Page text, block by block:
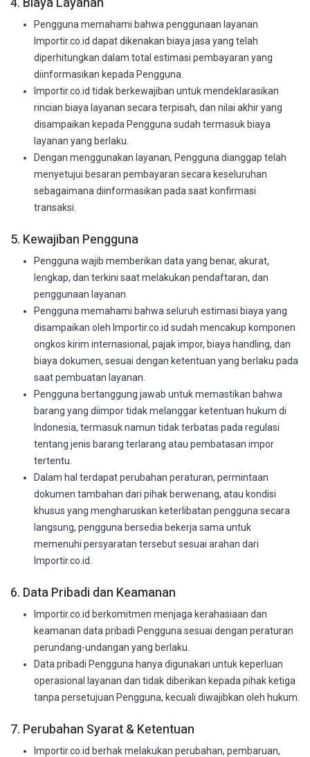
Pengguna memahami bahwa penggunaan layanan
Importir.co.id dapat dikenakan biaya jasa yang telah
diperhitungkan dalam total estimasi pembayaran yang
diinformasikan kepada Pengguna.
Importir.co.id tidak berkewajiban untuk mendeklarasikan
rincian biaya layanan secara terpisah, dan nilai akhir yang
disampaikan kepada Pengguna sudah termasuk biaya
layanan yang berlaku.
Dengan menggunakan layanan, Pengguna dianggap telah
menyetujui besaran pembayaran secara keseluruhan
sebagaimana diinformasikan pada saat konfirmasi
transaksi.
5. Kewajiban Pengguna
Pengguna wajib memberikan data yang benar, akurat,
lengkap, dan terkini saat melakukan pendaftaran, dan
penggunaan layanan.
Pengguna memahami bahwa seluruh estimasi biaya yang
disampaikan oleh Importir.co.id sudah mencakup komponen
ongkos kirim internasional, pajak impor, biaya handling, dan
biaya dokumen, sesuai dengan ketentuan yang berlaku pada
saat pembuatan layanan.
Pengguna bertanggung jawab untuk memastikan bahwa
barang yang diimpor tidak melanggar ketentuan hukum di
Indonesia, termasuk namun tidak terbatas pada regulasi
tentang jenis barang terlarang atau pembatasan impor
tertentu.
Dalam hal terdapat perubahan peraturan, permintaan
dokumen tambahan dari pihak berwenang, atau kondisi
khusus yang mengharuskan keterlibatan pengguna secara
langsung, pengguna bersedia bekerja sama untuk
memenuhi persyaratan tersebut sesuai arahan dari
Importir.co.id.
6. Data Pribadi dan Keamanan
Importir.co.id berkomitmen menjaga kerahasiaan dan
keamanan data pribadi Pengguna sesuai dengan peraturan
perundang-undangan yang berlaku.
Data pribadi Pengguna hanya digunakan untuk keperluan
operasional layanan dan tidak diberikan kepada pihak ketiga
tanpa persetujuan Pengguna, kecuali diwajibkan oleh hukum.
7. Perubahan Syarat & Ketentuan
Importir.co.id berhak melakukan perubahan, pembaruan,